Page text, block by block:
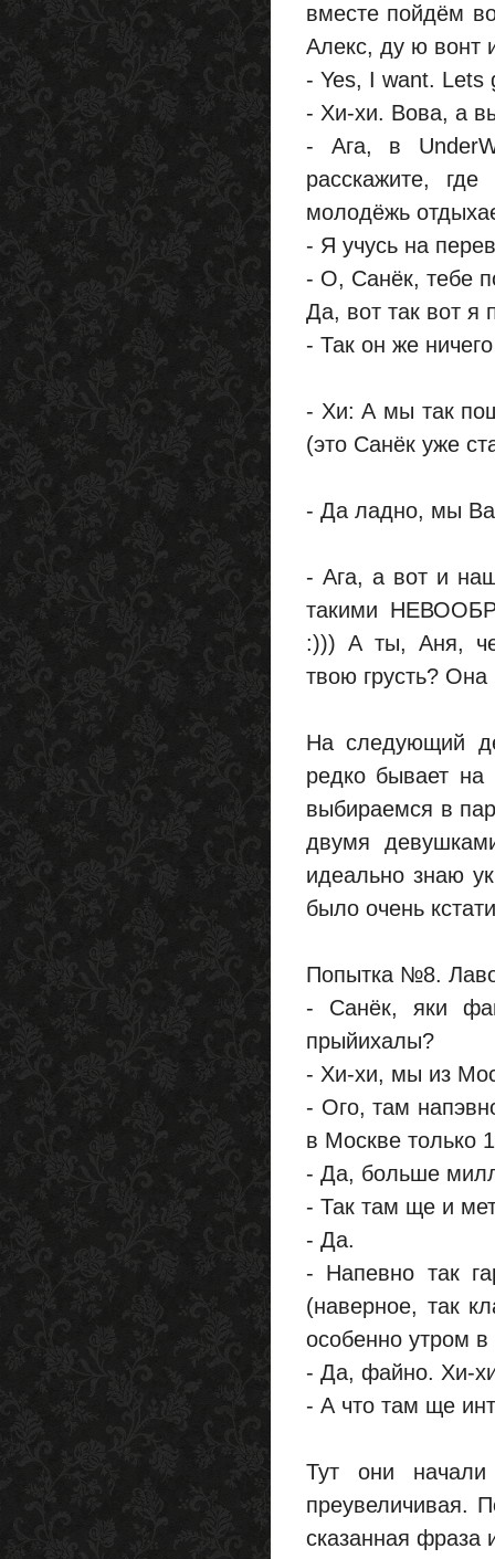
вместе пойдём
Алекс, ду ю вонт
- Yes, I want. Lets
- Хи-хи. Вова, а
- Ага, в
расскажите,
молодёжь
- Я учусь на
- О, Санёк, тебе
Да, вот так вот я
- Так он же
- Хи: А мы так
(это Санёк уже
- Да ладно, мы
- Ага, а вот и
такими
:))) А ты, Аня,
твою грусть?
На следующий
редко бывает на
выбираемся в
двумя
идеально знаю
было очень
Попытка №8.
- Санёк, яки
прыйихалы?
- Хи-хи, мы из
- Ого, там
в Москве только
- Да, больше
- Так там ще и
- Да.
- Напевно так
(наверное, так
особенно утром
- Да, файно. Хи-
- А что там ще
Тут они
преувеличивая.
сказанная фраза